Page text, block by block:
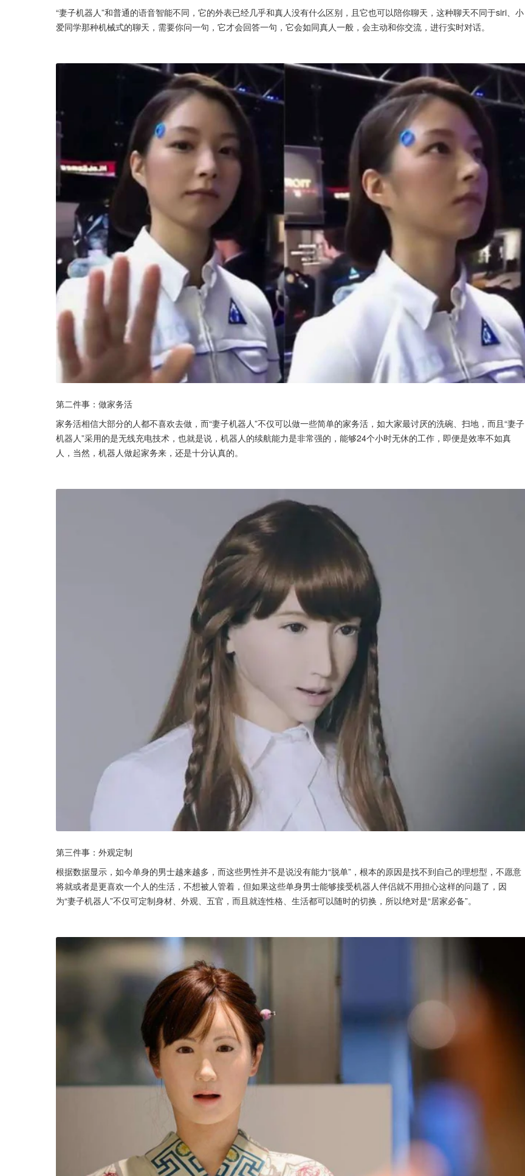
“妻子机器人”和普通的语音智能不同，它的外表已经几乎和真人没有什么区别，且它也可以陪你聊天，这种聊天不同于siri、小
爱同学那种机械式的聊天，需要你问一句，它才会回答一句，它会如同真人一般，会主动和你交流，进行实时对话。
第二件事：做家务活
家务活相信大部分的人都不喜欢去做，而“妻子机器人”不仅可以做一些简单的家务活，如大家最讨厌的洗碗、扫地，而且“妻子
机器人”采用的是无线充电技术，也就是说，机器人的续航能力是非常强的，能够24个小时无休的工作，即便是效率不如真
人，当然，机器人做起家务来，还是十分认真的。
第三件事：外观定制
根据数据显示，如今单身的男士越来越多，而这些男性并不是说没有能力“脱单”，根本的原因是找不到自己的理想型，不愿意
将就或者是更喜欢一个人的生活，不想被人管着，但如果这些单身男士能够接受机器人伴侣就不用担心这样的问题了，因
为“妻子机器人”不仅可定制身材、外观、五官，而且就连性格、生活都可以随时的切换，所以绝对是“居家必备”。